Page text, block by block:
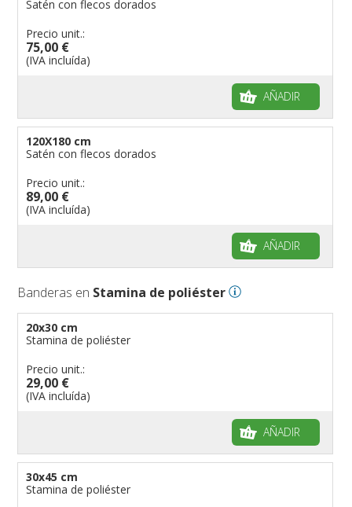
Satén con flecos dorados
Precio unit.:
75,00 €
(IVA incluída)
AÑADIR
120X180 cm
Satén con flecos dorados
Precio unit.:
89,00 €
(IVA incluída)
AÑADIR
Banderas en Stamina de poliéster
20x30 cm
Stamina de poliéster
Precio unit.:
29,00 €
(IVA incluída)
AÑADIR
30x45 cm
Stamina de poliéster